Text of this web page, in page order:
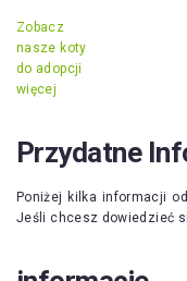
Zobacz
nasze koty
do adopcji
więcej
Przydatne
Poniżej kilka informacji
Jeśli chcesz dowiedzieć